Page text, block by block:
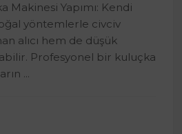
Makinesi Yapımı: Kendi
yöntemlerle civciv
alıcı hem de düşük
Profesyonel bir kuluçka
...